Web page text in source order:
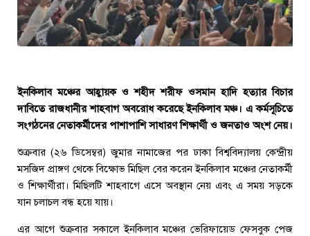
ইনকিলাব মঞ্চের আহ্বায়ক ও শহীদ শরীফ ওসমান হাদি হত্যার বিচার
দাবিতে রাজধানীর শাহবাগ অবরোধ করেছে ইনকিলাব মঞ্চ। এ কর্মসূচিতে
সংগঠনের নেতাকর্মীদের পাশাপাশি সাধারণ শিক্ষার্থী ও জনতাও অংশ নেয়।
শুক্রবার (২৬ ডিসেম্বর) জুমার নামাজের পর ঢাকা বিশ্ববিদ্যালয় কেন্দ্রীয়
মসজিদ প্রাঙ্গণ থেকে বিক্ষোভ মিছিল বের করেন ইনকিলাব মঞ্চের নেতাকর্মী
ও শিক্ষার্থীরা। মিছিলটি শাহবাগে এসে অবস্থান নেয় এবং এ সময় সড়কে
যান চলাচল বন্ধ হয়ে যায়।
এর আগে শুক্রবার সকালে ইনকিলাব মঞ্চের ভেরিফায়েড ফেসবুক পেজ